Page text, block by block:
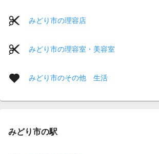
みどり市の理容店
みどり市の理容室・美容室
みどり市のその他 生活
みどり市の駅